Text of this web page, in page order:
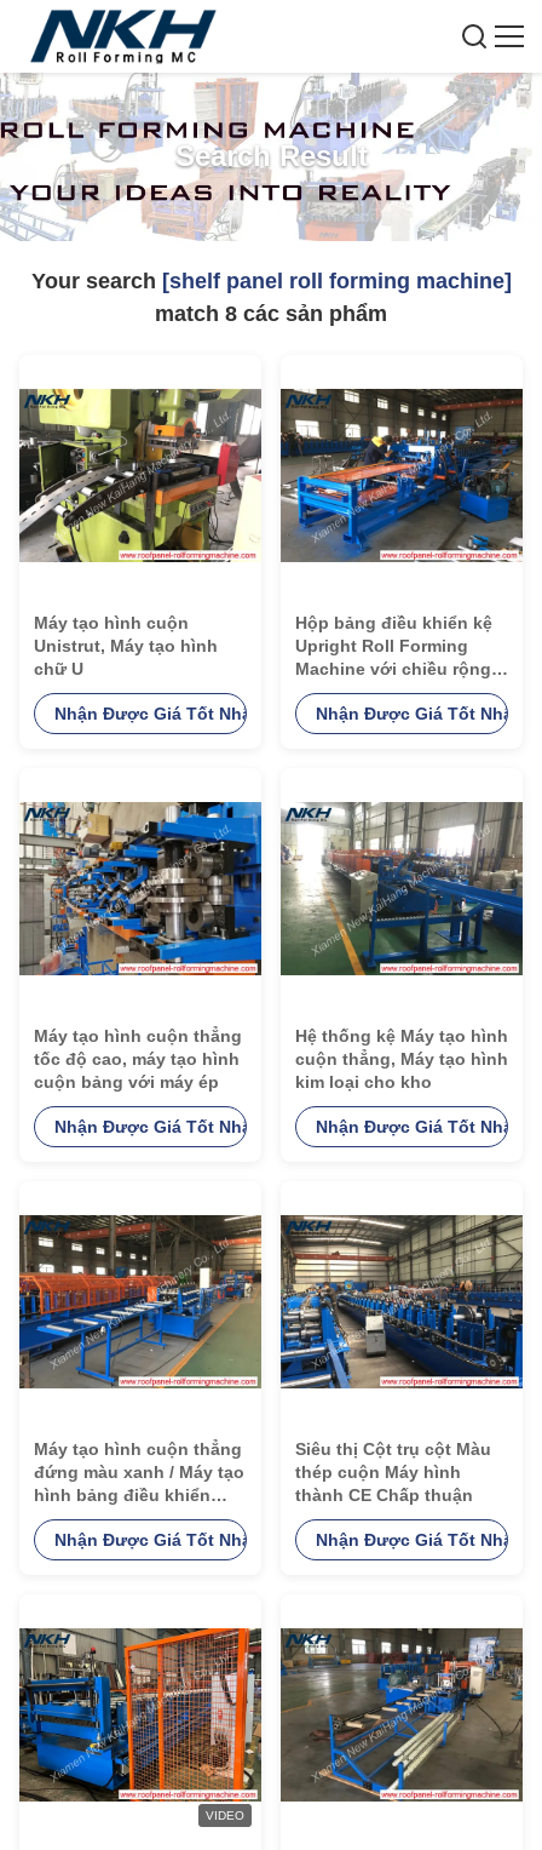
Search Result
Your search [shelf panel roll forming machine]
match 8 các sản phẩm
Máy tạo hình cuộn
Unistrut, Máy tạo hình
chữ U
Nhận Được Giá Tốt Nhất
Hộp bảng điều khiển kệ
Upright Roll Forming
Machine với chiều rộng
Nhiều kích cỡ có thể điều
chỉnhNhận Được Giá Tốt Nhất
Máy tạo hình cuộn thẳng
tốc độ cao, máy tạo hình
cuộn bảng với máy ép
Nhận Được Giá Tốt Nhất
Hệ thống kệ Máy tạo hình
cuộn thẳng, Máy tạo hình
kim loại cho kho
Nhận Được Giá Tốt Nhất
Máy tạo hình cuộn thẳng
đứng màu xanh / Máy tạo
hình bảng điều khiển
Boxbeam cho hệ thống
kệ
Nhận Được Giá Tốt Nhất
Siêu thị Cột trụ cột Màu
thép cuộn Máy hình
thành CE Chấp thuận
Nhận Được Giá Tốt Nhất
VIDEO